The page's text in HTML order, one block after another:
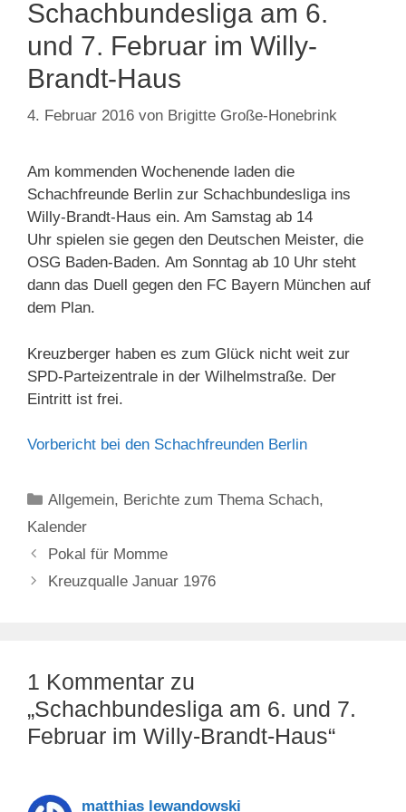
Schachbundesliga am 6.
und 7. Februar im Willy-
Brandt-Haus
4. Februar 2016 von Brigitte Große-Honebrink
Am kommenden Wochenende laden die
Schachfreunde Berlin zur Schachbundesliga ins
Willy-Brandt-Haus ein. Am Samstag ab 14
Uhr spielen sie gegen den Deutschen Meister, die
OSG Baden-Baden. Am Sonntag ab 10 Uhr steht
dann das Duell gegen den FC Bayern München auf
dem Plan.
Kreuzberger haben es zum Glück nicht weit zur
SPD-Parteizentrale in der Wilhelmstraße. Der
Eintritt ist frei.
Vorbericht bei den Schachfreunden Berlin
Kategorien
Allgemein, Berichte zum Thema Schach,
Kalender
Pokal für Momme
Kreuzqualle Januar 1976
1 Kommentar zu
„Schachbundesliga am 6. und 7.
Februar im Willy-Brandt-Haus“
matthias lewandowski